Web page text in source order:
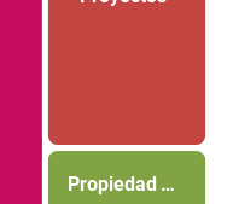
Propiedad …